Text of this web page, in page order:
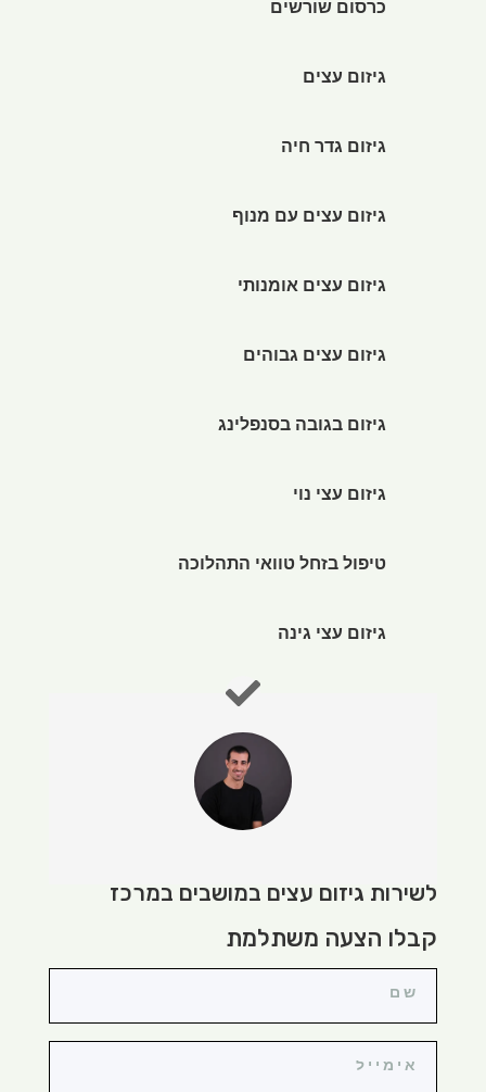
כרסום שורשים
גיזום עצים
גיזום גדר חיה
גיזום עצים עם מנוף
גיזום עצים אומנותי
גיזום עצים גבוהים
גיזום בגובה בסנפלינג
גיזום עצי נוי
טיפול בזחל טוואי התהלוכה
גיזום עצי גינה
לשירות גיזום עצים במושבים במרכז
קבלו הצעה משתלמת